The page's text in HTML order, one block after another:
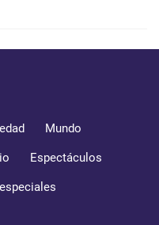
Mundo
Espectáculos